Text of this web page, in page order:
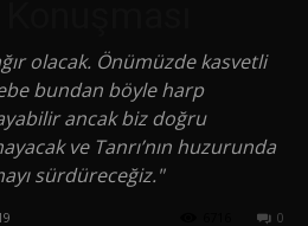
olacak. Önümüzde kasvetli
bundan böyle harp
ancak biz doğru
ve Tanrı’nın huzurunda
sürdüreceğiz."
0